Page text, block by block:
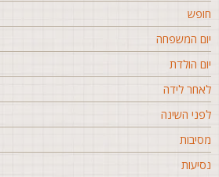
המשפחה
הולדת
לידה
השינה